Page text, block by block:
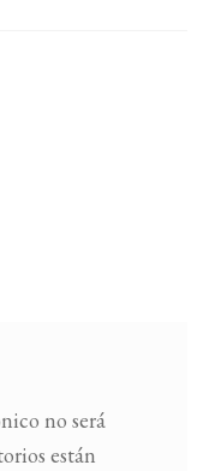
no será
están